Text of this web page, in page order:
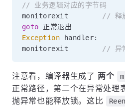
// 业务逻辑对应的字节码
monitorexit
// 释
goto
Exception handler:
monitorexit
// 异
注意看，编译器生成了 两个
正常路径，第二个在异常处理
抛异常也能释放锁。这比